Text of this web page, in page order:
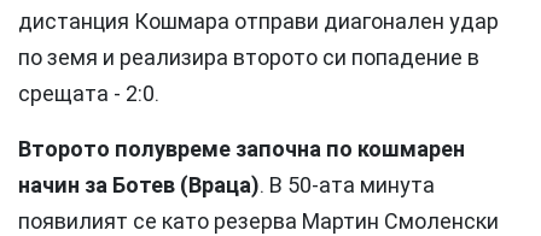
дистанция Кошмара отправи диагонален удар
по земя и реализира второто си попадение в
срещата - 2:0.
Второто полувреме започна по кошмарен
начин за Ботев (Враца). В 50-ата минута
появилият се като резерва Мартин Смоленски